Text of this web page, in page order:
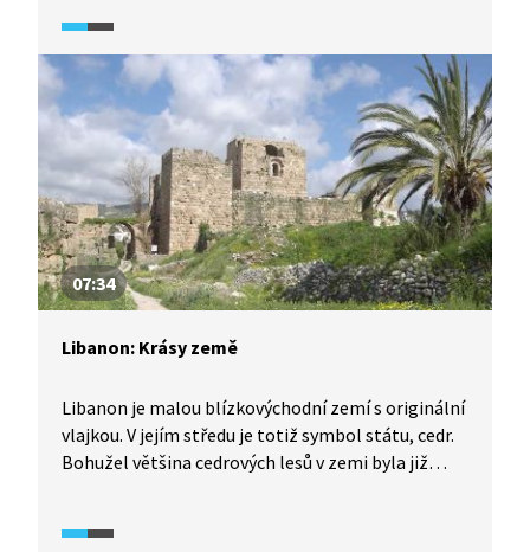
07:34
Libanon: Krásy země
Libanon je malou blízkovýchodní zemí s originální
vlajkou. V jejím středu je totiž symbol státu, cedr.
Bohužel většina cedrových lesů v zemi byla již
říše, později byl součástí Římské říše či Byzance.